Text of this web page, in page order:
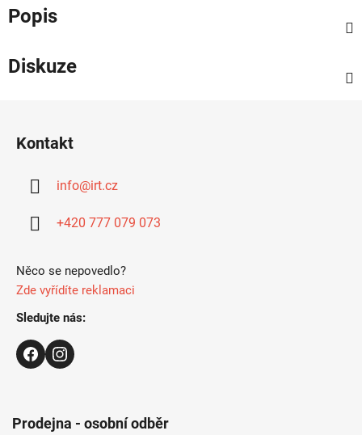
Popis
Diskuze
Kontakt
info@irt.cz
+420 777 079 073
Něco se nepovedlo?
Zde vyřídíte reklamaci
Sledujte nás:
Prodejna - osobní odběr